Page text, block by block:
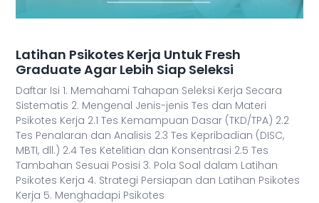
Latihan Psikotes Kerja Untuk Fresh
Graduate Agar Lebih Siap Seleksi
Daftar Isi 1. Memahami Tahapan Seleksi Kerja Secara
Sistematis 2. Mengenal Jenis-jenis Tes dan Materi
Psikotes Kerja 2.1 Tes Kemampuan Dasar (TKD/TPA) 2.2
Tes Penalaran dan Analisis 2.3 Tes Kepribadian (DISC,
MBTI, dll.) 2.4 Tes Ketelitian dan Konsentrasi 2.5 Tes
Tambahan Sesuai Posisi 3. Pola Soal dalam Latihan
Psikotes Kerja 4. Strategi Persiapan dan Latihan Psikotes
Kerja 5. Menghadapi Psikotes